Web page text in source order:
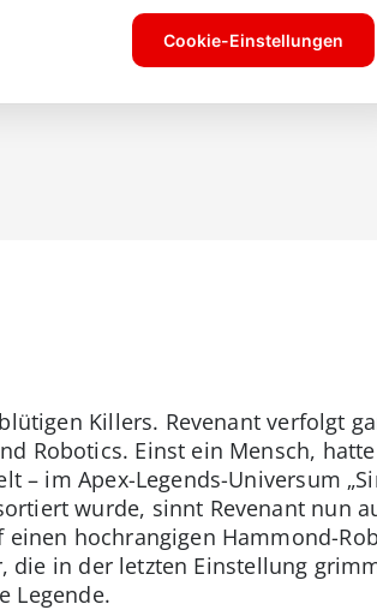
Killers. Revenant verfolgt
Robotics. Einst ein Mensch,
– im Apex-Legends-Universum
wurde, sinnt Revenant nun
hochrangigen Hammond-
in der letzten Einstellung
Legende.